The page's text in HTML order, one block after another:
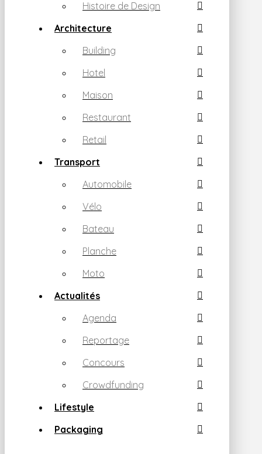
Histoire de Design
Architecture
Building
Hotel
Maison
Restaurant
Retail
Transport
Automobile
Vélo
Bateau
Planche
Moto
Actualités
Agenda
Reportage
Concours
Crowdfunding
Lifestyle
Packaging